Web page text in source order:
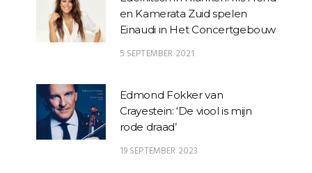
en Kamerata Zuid spelen
Einaudi in Het Concertgebouw
5 SEPTEMBER 2021
Edmond Fokker van
Crayestein: ‘De viool is mijn
rode draad’
19 SEPTEMBER 2023